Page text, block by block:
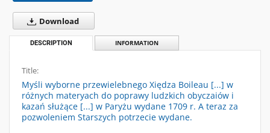
Download
DESCRIPTION INFORMATION
Title:
Myśli wyborne przewielebnego Xiędza Boileau [...] w
różnych materyach do poprawy ludzkich obyczaiów i
kazań służące [...] w Paryżu wydane 1709 r. A teraz za
pozwoleniem Starszych potrzecie wydane.